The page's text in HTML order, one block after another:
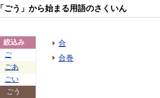
「ごう」から始まる用語のさくいん
絞込み
ご
ごあ
ごい
ごう
合
合巻